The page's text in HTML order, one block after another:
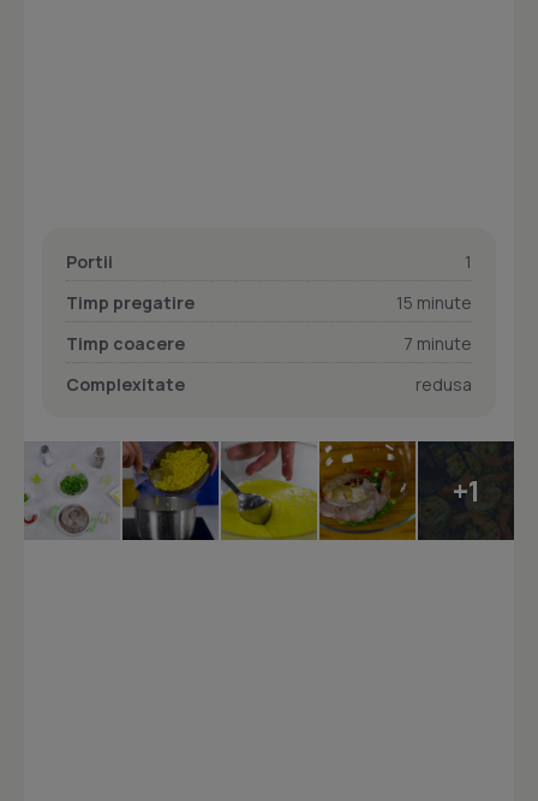
Portii
1
Timp pregatire
15 minute
Timp coacere
7 minute
Complexitate
redusa
+1